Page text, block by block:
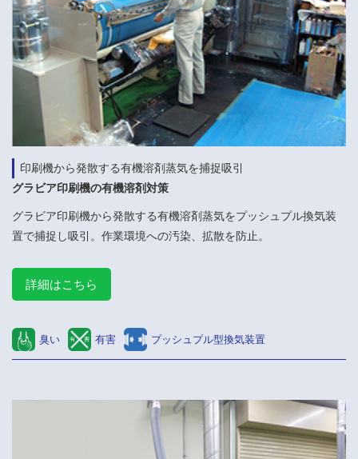
印刷機から発散する有機溶剤蒸気を捕捉吸引
グラビア印刷機の有機溶剤対策
グラビア印刷機から発散する有機溶剤蒸気をプッシュプル換気装
置で捕捉し吸引。作業環境への汚染、拡散を防止。
詳細はこちら
臭い 有害 プッシュプル型換気装置